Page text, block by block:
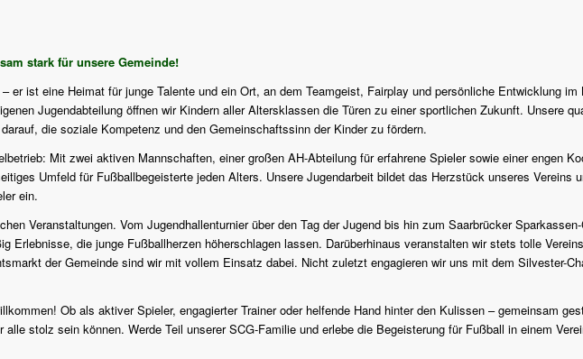
stark für unsere Gemeinde!
er ist eine Heimat für junge Talente und ein Ort, an dem Teamgeist, Fairplay und persönliche Entwicklung
Jugendabteilung öffnen wir Kindern aller Altersklassen die Türen zu einer sportlichen Zukunft. Unsere
die soziale Kompetenz und den Gemeinschaftssinn der Kinder zu fördern.
Mit zwei aktiven Mannschaften, einer großen AH-Abteilung für erfahrene Spieler sowie einer engen
Umfeld für Fußballbegeisterte jeden Alters. Unsere Jugendarbeit bildet das Herzstück unseres Vereins
ein.
Veranstaltungen. Vom Jugendhallenturnier über den Tag der Jugend bis hin zum Saarbrücker
Erlebnisse, die junge Fußballherzen höherschlagen lassen. Darüberhinaus veranstalten wir stets tolle
der Gemeinde sind wir mit vollem Einsatz dabei. Nicht zuletzt engagieren wir uns mit dem Silvester-
Ob als aktiver Spieler, engagierter Trainer oder helfende Hand hinter den Kulissen – gemeinsam
stolz sein können. Werde Teil unserer SCG-Familie und erlebe die Begeisterung für Fußball in einem